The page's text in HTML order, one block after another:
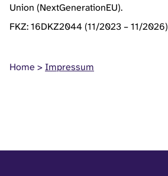
Home Impressum
Union (NextGenerationEU).
FKZ: 16DKZ2044 (11/2023 – 11/2026)